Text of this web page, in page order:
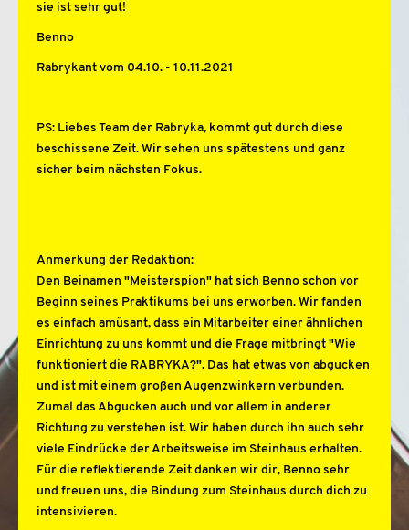
sie ist sehr gut!
Benno
Rabrykant vom 04.10. - 10.11.2021
PS: Liebes Team der Rabryka, kommt gut durch diese
beschissene Zeit. Wir sehen uns spätestens und ganz
sicher beim nächsten Fokus.
Anmerkung der Redaktion:
Den Beinamen "Meisterspion" hat sich Benno schon vor
Beginn seines Praktikums bei uns erworben. Wir fanden
es einfach amüsant, dass ein Mitarbeiter einer ähnlichen
Einrichtung zu uns kommt und die Frage mitbringt "Wie
funktioniert die RABRYKA?". Das hat etwas von abgucken
und ist mit einem großen Augenzwinkern verbunden.
Zumal das Abgucken auch und vor allem in anderer
Richtung zu verstehen ist. Wir haben durch ihn auch sehr
viele Eindrücke der Arbeitsweise im Steinhaus erhalten.
Für die reflektierende Zeit danken wir dir, Benno sehr
und freuen uns, die Bindung zum Steinhaus durch dich zu
intensivieren.